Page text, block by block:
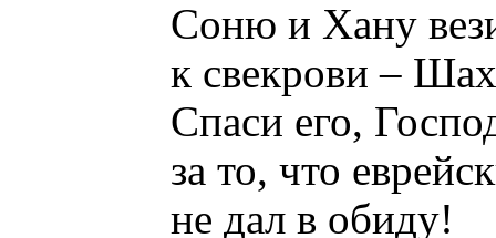
Соню и Хану
к свекрови –
Спаси его,
за то, что
не дал в обиду!